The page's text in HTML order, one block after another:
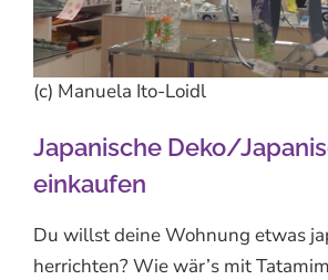
(c) Manuela Ito-Loidl
Japanische Deko/
einkaufen
Du willst deine Wohnung etwas
herrichten? Wie wär’s mit